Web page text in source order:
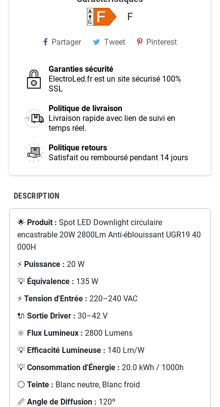
F
Partager Tweet Pinterest
Garanties sécurité
ElectroLed.fr est un site sécurisé 100%
SSL
Politique de livraison
Livraison rapide avec lien de suivi en
temps réel.
Politique retours
Satisfait ou remboursé pendant 14 jours
DESCRIPTION
🌟 Produit : Spot LED Downlight circulaire
encastrable 20W 2800Lm Anti-éblouissant UGR19 40
000H
⚡ Puissance : 20 W
💡 Équivalence : 135 W
⚡ Tension d'Entrée : 220–240 VAC
🔌 Sortie Driver : 30–42 V
🔆 Flux Lumineux : 2800 Lumens
💡 Efficacité Lumineuse : 140 Lm/W
💡 Consommation d'Énergie : 20.0 kWh / 1000h
⚪ Teinte : Blanc neutre, Blanc froid
📏 Angle de Diffusion : 120º